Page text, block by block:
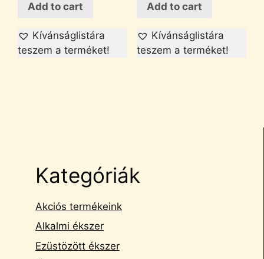
Add to cart
Kívánságlistára
teszem a terméket!
Add to cart
Kívánságlistára
teszem a terméket!
Kategóriák
Akciós termékeink
Alkalmi ékszer
Ezüstözött ékszer